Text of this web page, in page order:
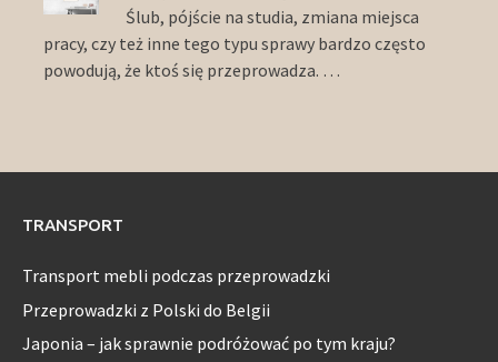
Ślub, pójście na studia, zmiana miejsca
pracy, czy też inne tego typu sprawy bardzo często
powodują, że ktoś się przeprowadza. …
TRANSPORT
Transport mebli podczas przeprowadzki
Przeprowadzki z Polski do Belgii
Japonia – jak sprawnie podróżować po tym kraju?